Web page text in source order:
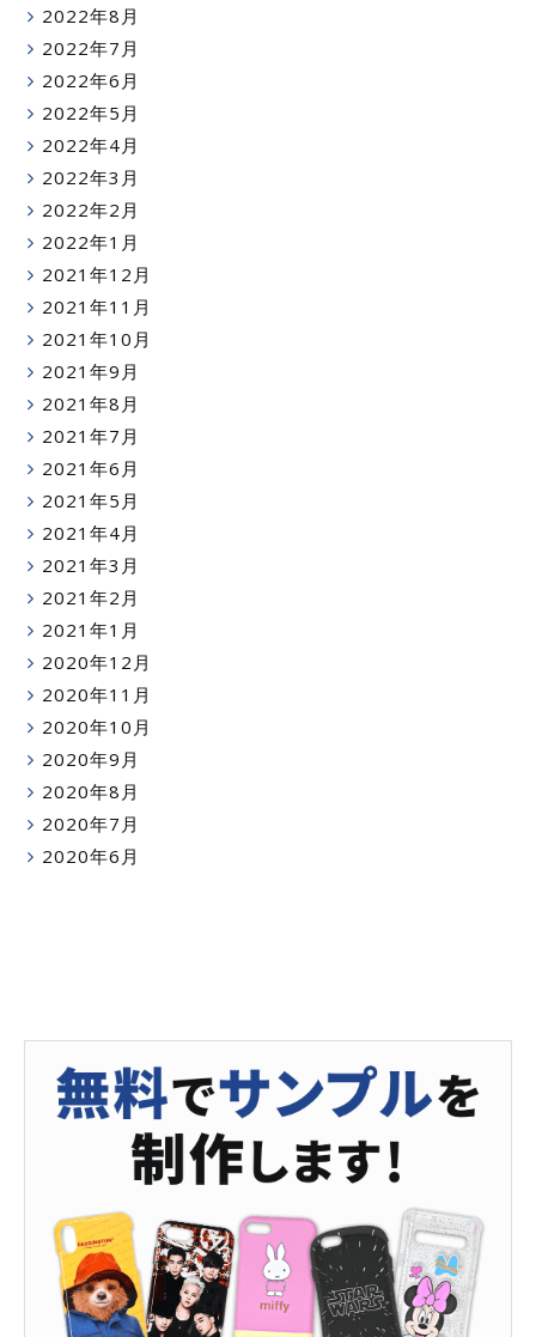
2022年8月
2022年7月
2022年6月
2022年5月
2022年4月
2022年3月
2022年2月
2022年1月
2021年12月
2021年11月
2021年10月
2021年9月
2021年8月
2021年7月
2021年6月
2021年5月
2021年4月
2021年3月
2021年2月
2021年1月
2020年12月
2020年11月
2020年10月
2020年9月
2020年8月
2020年7月
2020年6月